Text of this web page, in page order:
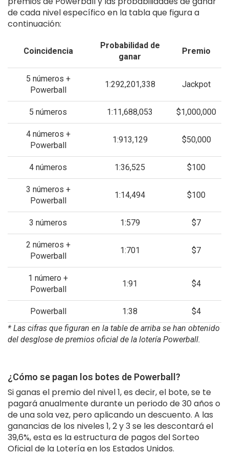
de cada nivel específico en la tabla que figura a
continuación:
Coincidencia
Probabilidad de
ganar
Premio
5 números +
Powerball
1:292,201,338 Jackpot
5 números 1:11,688,053 $1,000,000
4 números +
Powerball
1:913,129 $50,000
4 números 1:36,525 $100
3 números +
Powerball
1:14,494 $100
3 números 1:579 $7
2 números +
Powerball
1:701 $7
1 número +
Powerball
1:91 $4
Powerball 1:38
$4
* Las cifras que figuran en la table de arriba se han obtenido
del desglose de premios oficial de la lotería Powerball.
¿Cómo se pagan los botes de Powerball?
Si ganas el premio del nivel 1, es decir, el bote, se te
pagará anualmente durante un periodo de 30 años o
de una sola vez, pero aplicando un descuento. A las
ganancias de los niveles 1, 2 y 3 se les descontará el
39,6%, esta es la estructura de pagos del Sorteo
Oficial de la Lotería en los Estados Unidos.